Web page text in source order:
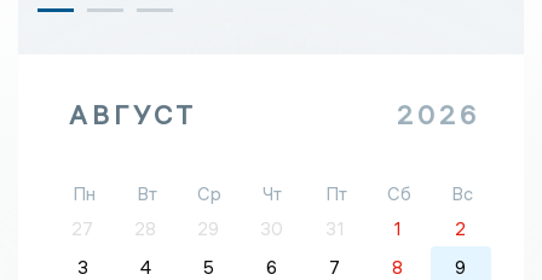
АВГУСТ 2026
Пн Вт Ср Чт Пт Сб
Вс
27
28 29 30 31 1
2
3
4 5 6 7 8
9